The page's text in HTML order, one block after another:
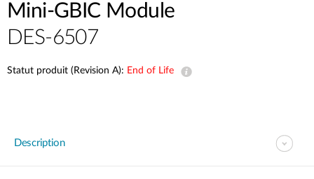
Mini-GBIC Module
DES-6507
Statut produit (Revision A): End of Life
Description